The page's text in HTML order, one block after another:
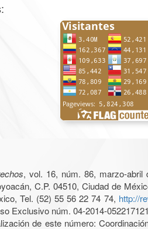
, vol. 16, núm. 86, marzo-abril
C.P. 04510, Ciudad de
Tel. (52) 55 56 22 74 74, http://
Exclusivo núm. 04-2014-
de este número: